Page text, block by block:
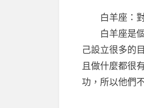
白羊座：對
白羊座是個
己設立很多的
且做什麼都很
功，所以他們